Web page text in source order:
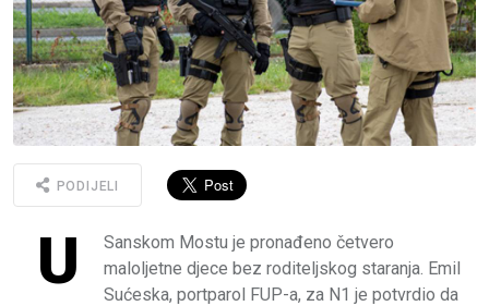
PODIJELI
U
Sanskom Mostu je pronađeno četvero
maloljetne djece bez roditeljskog staranja. Emil
Sućeska, portparol FUP-a, za N1 je potvrdio da